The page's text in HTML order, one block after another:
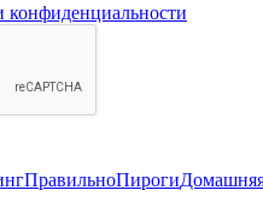
конфиденциальности
ПравильноПироги